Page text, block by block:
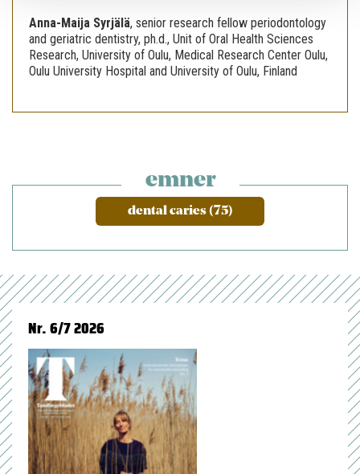
Anna-Maija Syrjälä, senior research fellow periodontology
and geriatric dentistry, ph.d., Unit of Oral Health Sciences
Research, University of Oulu, Medical Research Center Oulu,
Oulu University Hospital and University of Oulu, Finland
emner
dental caries (75)
Nr. 6/7 2026